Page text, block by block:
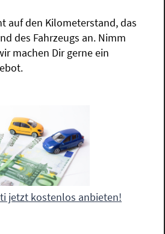
auf den Kilometerstand, das
des Fahrzeugs an. Nimm
machen Dir gerne ein
jetzt kostenlos anbieten!